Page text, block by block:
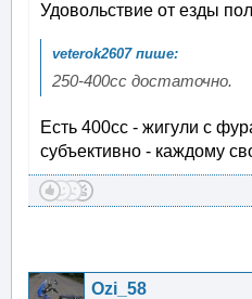
Удовольствие от езды
250-400сс достаточно.
Есть 400сс - жигули с
Ozi_58